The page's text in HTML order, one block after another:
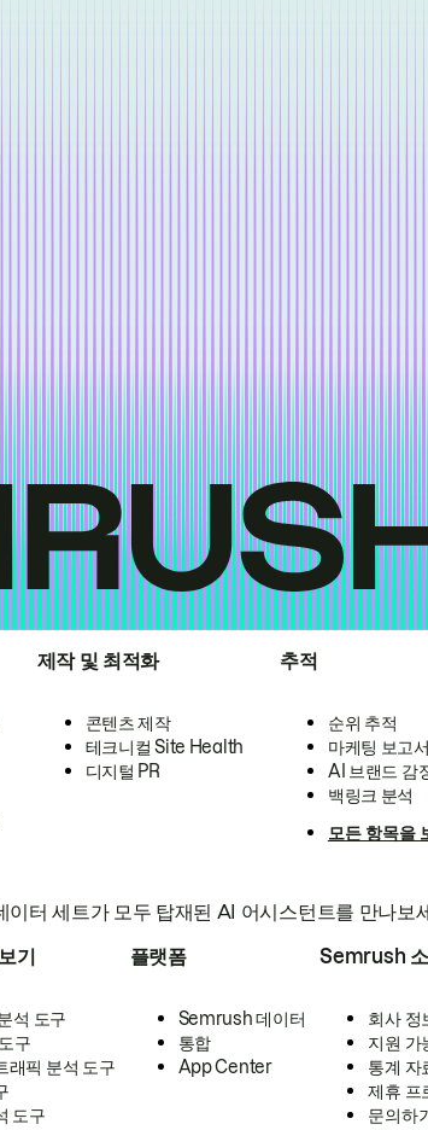
제작 및 최적화
콘텐츠 제작
테크니컬 Site Health
디지털 PR
추적
순위 추적
마케팅 보고
AI 브랜드 감
백링크 분석
모든 항목을
터 세트가 모두 탑재된 AI 어시스턴트를 만나보
기
석 도구
구
래픽 분석 도구
도구
플랫폼
Semrush 데이터
통합
App Center
Semrush
회사 정
지원 가
통계 자
제휴 프
문의하